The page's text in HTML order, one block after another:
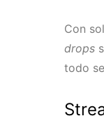
Con
drops
todo